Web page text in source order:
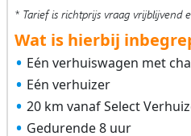
* Tarief is richtprijs vraag vrijblijvend
Wat is hierbij
Eén verhuiswagen met
Eén verhuizer
20 km vanaf Select
Gedurende 8 uur